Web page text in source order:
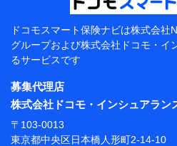
当該個人データを取り扱う各共
東京都千代田区永田町2丁目11
株式会社NTTドコモ 代表取
東京都中央区日本橋人形町2-
本橋ビル 3F
長 吉村 忠義
ドコモスマート保険ナビは株式会社
グループおよび株式会社ドコモ・イ
るサービスです
募集代理店
株式会社ドコモ・インシュアラン
〒103-0013
東京都中央区日本橋人形町2-14-10